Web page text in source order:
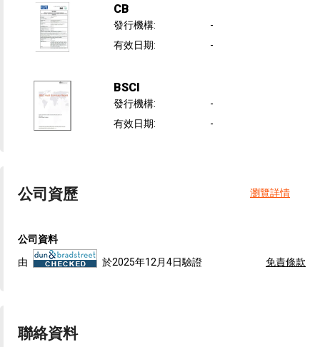
CB
發行機構:
-
有效日期: -
BSCI
發行機構:
-
有效日期: -
公司資歷 瀏覽詳情
公司資料
由
於2025年12月4日驗證 免責條款
聯絡資料